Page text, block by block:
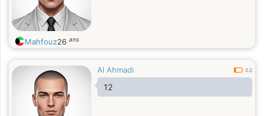
Mahfouz26 ans
Al Ahmadi 0.2
12